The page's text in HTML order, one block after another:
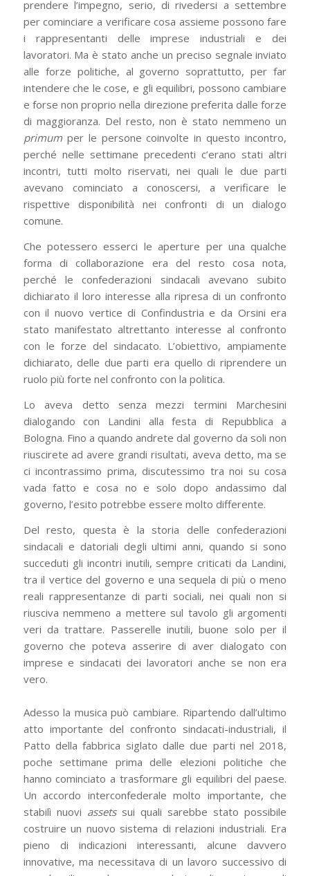
prendere l’impegno, serio, di rivedersi a settembre
per cominciare a verificare cosa assieme possono fare
i rappresentanti delle imprese industriali e dei
lavoratori. Ma è stato anche un preciso segnale inviato
alle forze politiche, al governo soprattutto, per far
intendere che le cose, e gli equilibri, possono cambiare
e forse non proprio nella direzione preferita dalle forze
di maggioranza. Del resto, non è stato nemmeno un
primumper le persone coinvolte in questo incontro,
perché nelle settimane precedenti c’erano stati altri
incontri, tutti molto riservati, nei quali le due parti
avevano cominciato a conoscersi, a verificare le
rispettive disponibilità nei confronti di un dialogo
comune.
Che potessero esserci le aperture per una qualche
forma di collaborazione era del resto cosa nota,
perché le confederazioni sindacali avevano subito
dichiarato il loro interesse alla ripresa di un confronto
con il nuovo vertice di Confindustria e da Orsini era
stato manifestato altrettanto interesse al confronto
con le forze del sindacato. L’obiettivo, ampiamente
dichiarato, delle due parti era quello di riprendere un
ruolo più forte nel confronto con la politica.
Lo aveva detto senza mezzi termini Marchesini
dialogando con Landini alla festa di Repubblica a
Bologna. Fino a quando andrete dal governo da soli non
riuscirete ad avere grandi risultati, aveva detto, ma se
ci incontrassimo prima, discutessimo tra noi su cosa
vada fatto e cosa no e solo dopo andassimo dal
governo, l’esito potrebbe essere molto differente.
Del resto, questa è la storia delle confederazioni
sindacali e datoriali degli ultimi anni, quando si sono
succeduti gli incontri inutili, sempre criticati da Landini,
tra il vertice del governo e una sequela di più o meno
reali rappresentanze di parti sociali, nei quali non si
riusciva nemmeno a mettere sul tavolo gli argomenti
veri da trattare. Passerelle inutili, buone solo per il
governo che poteva asserire di aver dialogato con
imprese e sindacati dei lavoratori anche se non era
vero.
Adesso la musica può cambiare. Ripartendo dall’ultimo
atto importante del confronto sindacati-industriali, il
Patto della fabbrica siglato dalle due parti nel 2018,
poche settimane prima delle elezioni politiche che
hanno cominciato a trasformare gli equilibri del paese.
Un accordo interconfederale molto importante, che
stabilì nuovi assetssui quali sarebbe stato possibile
costruire un nuovo sistema di relazioni industriali. Era
pieno di indicazioni interessanti, alcune davvero
innovative, ma necessitava di un lavoro successivo di